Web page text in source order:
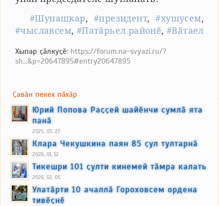
#Шупашкар, #президент,#хушусем,
#чыславсем, #Патӑрьел районӗ,#Вӑтаел
Хыпар ҫӑлкуҫӗ: https://forum.na-svyazi.ru/?
sh...&p=20647895#entry20647895
Ҫавӑн пекех пӑхӑр
Юрий Попова Раҫҫей шайӗнчи сумлӑ ята
панӑ
2025, 03, 27
Клара Чекушкина паян 85 ҫул тултарнӑ
2026, 01, 12
Тикешри 101 ҫулти кинемей тӑмра калать
2026, 02, 05
Улатӑрти 10 ачаллӑ Гороховсем ордена
тивӗҫнӗ